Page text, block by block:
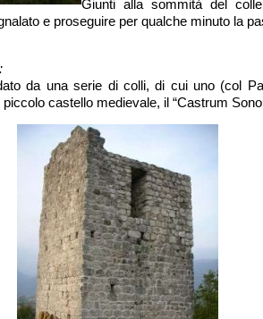
Giunti alla sommità del
e proseguire per qualche minuto la
da una serie di colli, di cui uno (col
castello medievale, il “Castrum